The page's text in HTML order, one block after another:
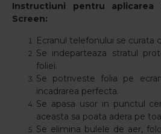
Instructiuni pentru
Screen:
Ecranul telefonului se curata
Se indeparteaza stratul
foliei.
Se potriveste folia pe
incadrarea perfecta.
Se apasa usor in punctul
aceasta sa poata adera pe
Se elimina bulele de aer,